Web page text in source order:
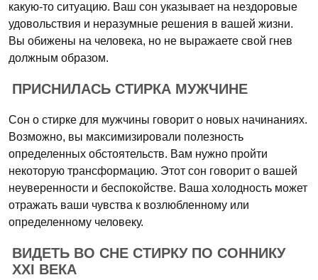
какую-то ситуацию. Ваш сон указывает на нездоровые
удовольствия и неразумные решения в вашей жизни.
Вы обижены на человека, но не выражаете свой гнев
должным образом.
ПРИСНИЛАСЬ СТИРКА МУЖЧИНЕ
Сон о стирке для мужчины говорит о новых начинаниях.
Возможно, вы максимизировали полезность
определенных обстоятельств. Вам нужно пройти
некоторую трансформацию. Этот сон говорит о вашей
неуверенности и беспокойстве. Ваша холодность может
отражать ваши чувства к возлюбленному или
определенному человеку.
ВИДЕТЬ ВО СНЕ СТИРКУ ПО СОННИКУ
XXI ВЕКА